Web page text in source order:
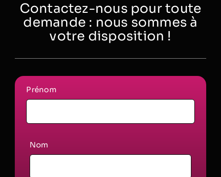
Contactez-nous pour toute
demande : nous sommes à
votre disposition !
Prénom
Nom